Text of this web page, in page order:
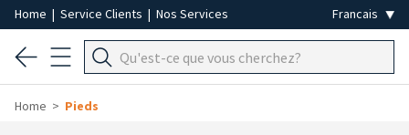
Home | Service Clients | Nos Services
Home Pieds